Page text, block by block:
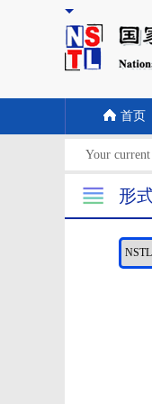
首页
Your current
形